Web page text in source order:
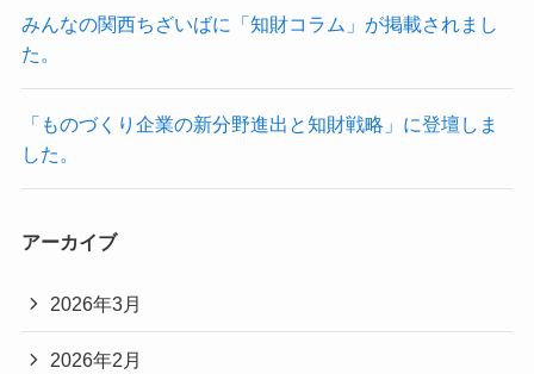
みんなの関西ちざいばに「知財コラム」が掲載されまし
た。
「ものづくり企業の新分野進出と知財戦略」に登壇しま
した。
アーカイブ
2026年3月
2026年2月